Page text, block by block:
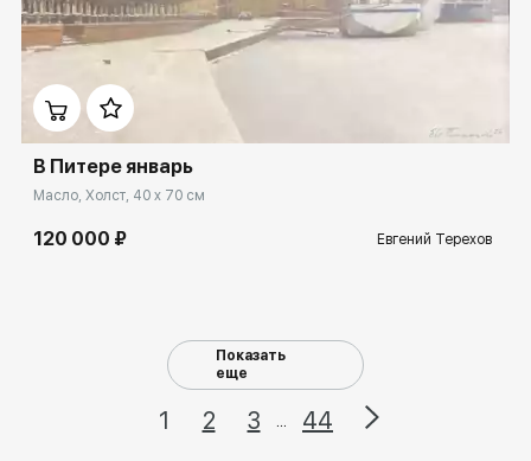
Домен:
В Питере январь
Масло, Холст, 40 x 70 см
120 000 ₽ Евгений Терехов
Показать
еще
1 2 3 44